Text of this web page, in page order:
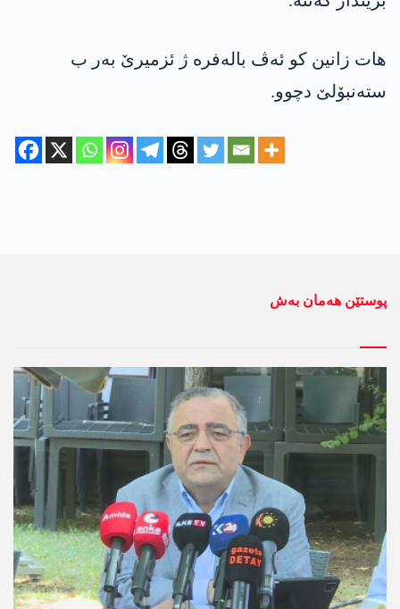
هات زانین کو ئەڤ بالەفرە ژ ئزمیرێ بەر ب
ستەنبۆلێ دچوو.
پوستێن ھەمان بەش